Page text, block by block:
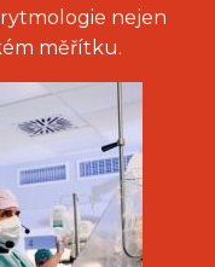
nejen
měřítku.